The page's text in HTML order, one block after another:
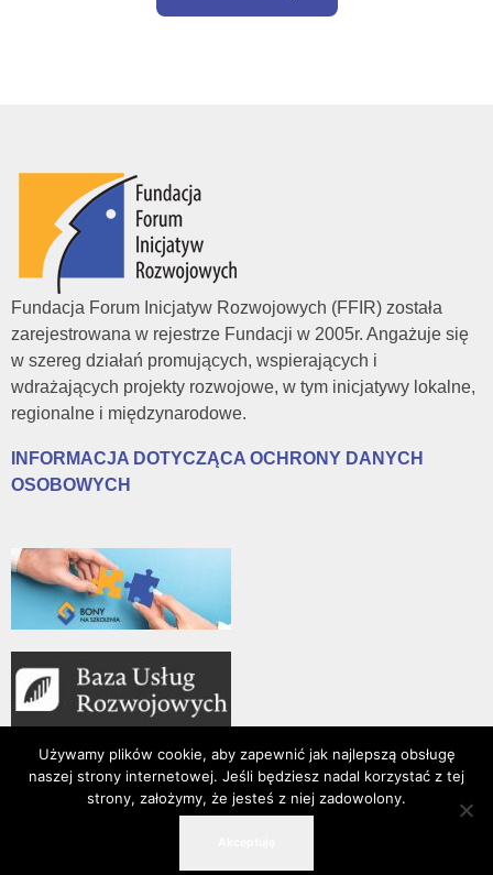
Fundacja Forum Inicjatyw Rozwojowych (FFIR) została
zarejestrowana w rejestrze Fundacji w 2005r. Angażuje się
w szereg działań promujących, wspierających i
wdrażających projekty rozwojowe, w tym inicjatywy lokalne,
regionalne i międzynarodowe.
INFORMACJA DOTYCZĄCA OCHRONY DANYCH
OSOBOWYCH
15-016 Białystok, ul. Złota 2/19
Używamy plików cookie, aby zapewnić jak najlepszą obsługę
naszej strony internetowej. Jeśli będziesz nadal korzystać z tej
strony, założymy, że jesteś z niej zadowolony.